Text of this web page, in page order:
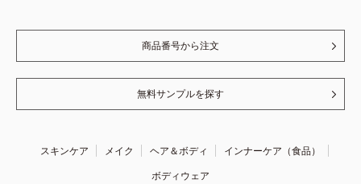
商品番号から注文
無料サンプルを探す
スキンケア メイク ヘア＆ボディ
インナーケア（食品）
ボディウェア